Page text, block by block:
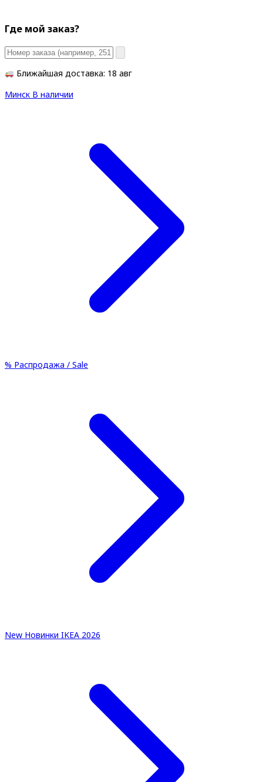
Где мой заказ?
Ближайшая доставка: 18 авг
Минск В наличии
% Распродажа / Sale
New Новинки IKEA 2026